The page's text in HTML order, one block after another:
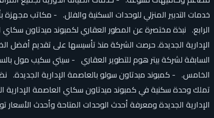
خدمات التدبير المنزلي للوحدات السكنية والفلل. - مكاتب
السابقة لشركة بيتر هوم للتطوير العقاري - سيتي سكيب مول
الخامس. - كمبوند ميدتاون سولو بالعاصمة الإدارية الجديدة.
الإدارية الجديدة ومعرفة أحدث الوحدات المتاحة وأحدث